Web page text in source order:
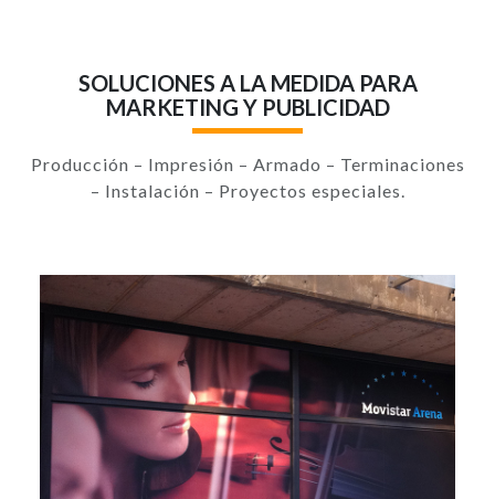
SOLUCIONES A LA MEDIDA PARA
MARKETING Y PUBLICIDAD
Producción – Impresión – Armado – Terminaciones
– Instalación – Proyectos especiales.